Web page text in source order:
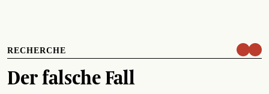
RECHERCHE
Der falsche Fall